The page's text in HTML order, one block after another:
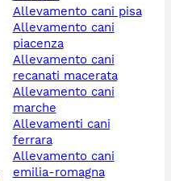
allevamento cani pisa
allevamento cani
piacenza
allevamento cani
recanati macerata
allevamento cani
marche
allevamenti cani
ferrara
allevamento cani
emilia-romagna